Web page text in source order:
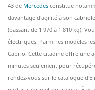
43 de Mercedes constitue
davantage d'agilité à son
(passant de 1 970 à 1 810 kg).
électriques. Parmi les modèles
Cabrio. Cette citadine offre une
minutes seulement pour
rendez-vous sur le catalogue